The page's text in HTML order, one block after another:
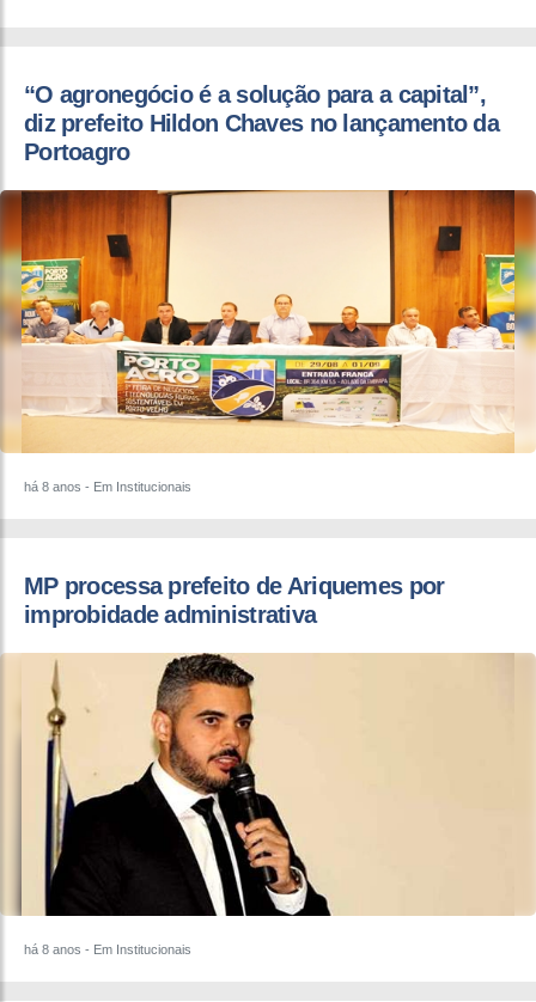
“O agronegócio é a solução para a capital”,
diz prefeito Hildon Chaves no lançamento da
Portoagro
há 8 anos - Em Institucionais
MP processa prefeito de Ariquemes por
improbidade administrativa
há 8 anos - Em Institucionais